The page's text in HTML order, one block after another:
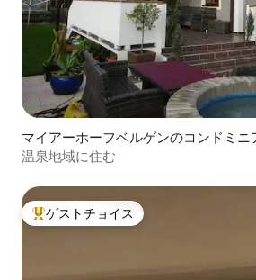
マイアーホーフベルゲンのコンドミニ
温泉地域に住む
大好評のゲストチョイスです。
ゲストチョイス